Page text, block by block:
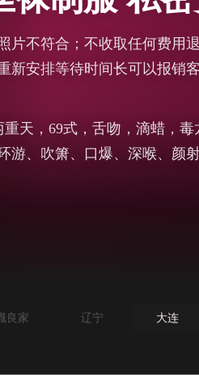
片不符合；不收取任何费用
新安排等待时间长可以报销
天，69式，舌吻，滴蜡，
游、吹箫、口爆、深喉、颜
良家 辽宁 大连